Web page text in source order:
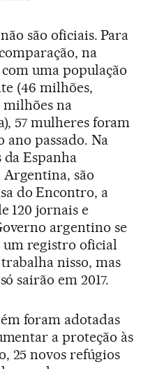
são oficiais. Para
na
uma população
(46 milhões,
na
57 mulheres foram
ano passado. Na
Espanha
são
do Encontro, a
120 jornais e
argentino se
registro oficial
nisso, mas
sairão em 2017.
foram adotadas
a proteção às
25 novos refúgios